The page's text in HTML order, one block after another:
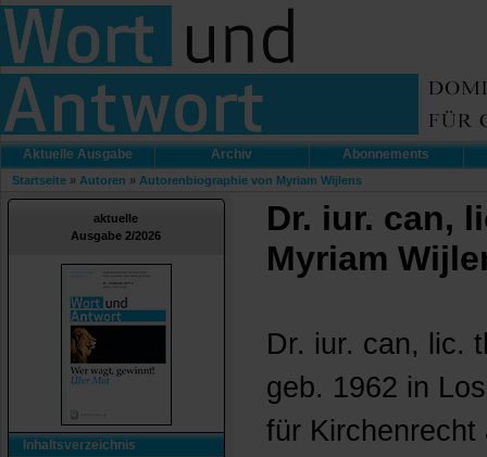
Aktuelle Ausgabe Archiv Abonnements
Startseite » Autoren » Autorenbiographie von Myriam Wijlens
aktuelle
Ausgabe 2/2026
Inhaltsverzeichnis
Dr. iur. can,
Myriam
Dr. iur. can, lic.
geb. 1962 in
für Kirchenrecht